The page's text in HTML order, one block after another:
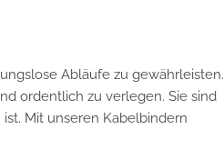
Abläufe zu gewährleisten.
ordentlich zu verlegen. Sie sind
Mit unseren Kabelbindern